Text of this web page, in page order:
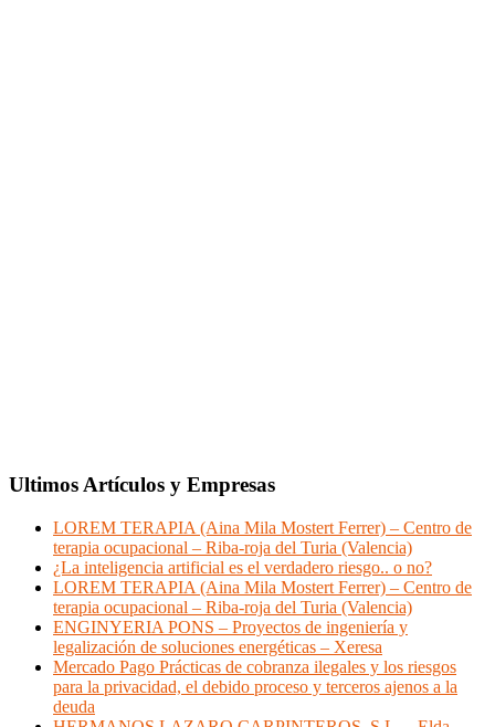
Ultimos Artículos y Empresas
LOREM TERAPIA (Aina Mila Mostert Ferrer) – Centro de
terapia ocupacional – Riba-roja del Turia (Valencia)
¿La inteligencia artificial es el verdadero riesgo.. o no?
LOREM TERAPIA (Aina Mila Mostert Ferrer) – Centro de
terapia ocupacional – Riba-roja del Turia (Valencia)
ENGINYERIA PONS – Proyectos de ingeniería y
legalización de soluciones energéticas – Xeresa
Mercado Pago Prácticas de cobranza ilegales y los riesgos
para la privacidad, el debido proceso y terceros ajenos a la
deuda